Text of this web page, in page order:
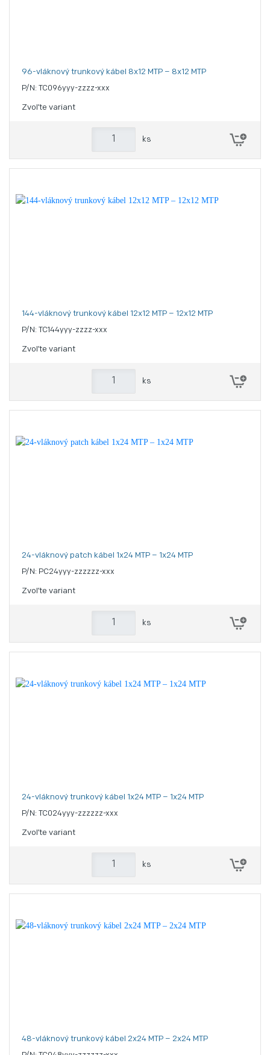
96-vláknový trunkový kábel 8x12 MTP – 8x12 MTP
P/N: TC096yyy-zzzz-xxx
Zvoľte variant
ks
144-vláknový trunkový kábel 12x12 MTP – 12x12 MTP
P/N: TC144yyy-zzzz-xxx
Zvoľte variant
ks
24-vláknový patch kábel 1x24 MTP – 1x24 MTP
P/N: PC24yyy-zzzzzz-xxx
Zvoľte variant
ks
24-vláknový trunkový kábel 1x24 MTP – 1x24 MTP
P/N: TC024yyy-zzzzzz-xxx
Zvoľte variant
ks
48-vláknový trunkový kábel 2x24 MTP – 2x24 MTP